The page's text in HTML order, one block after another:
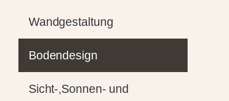
Wandgestaltung
Bodendesign
Sicht-,Sonnen- und